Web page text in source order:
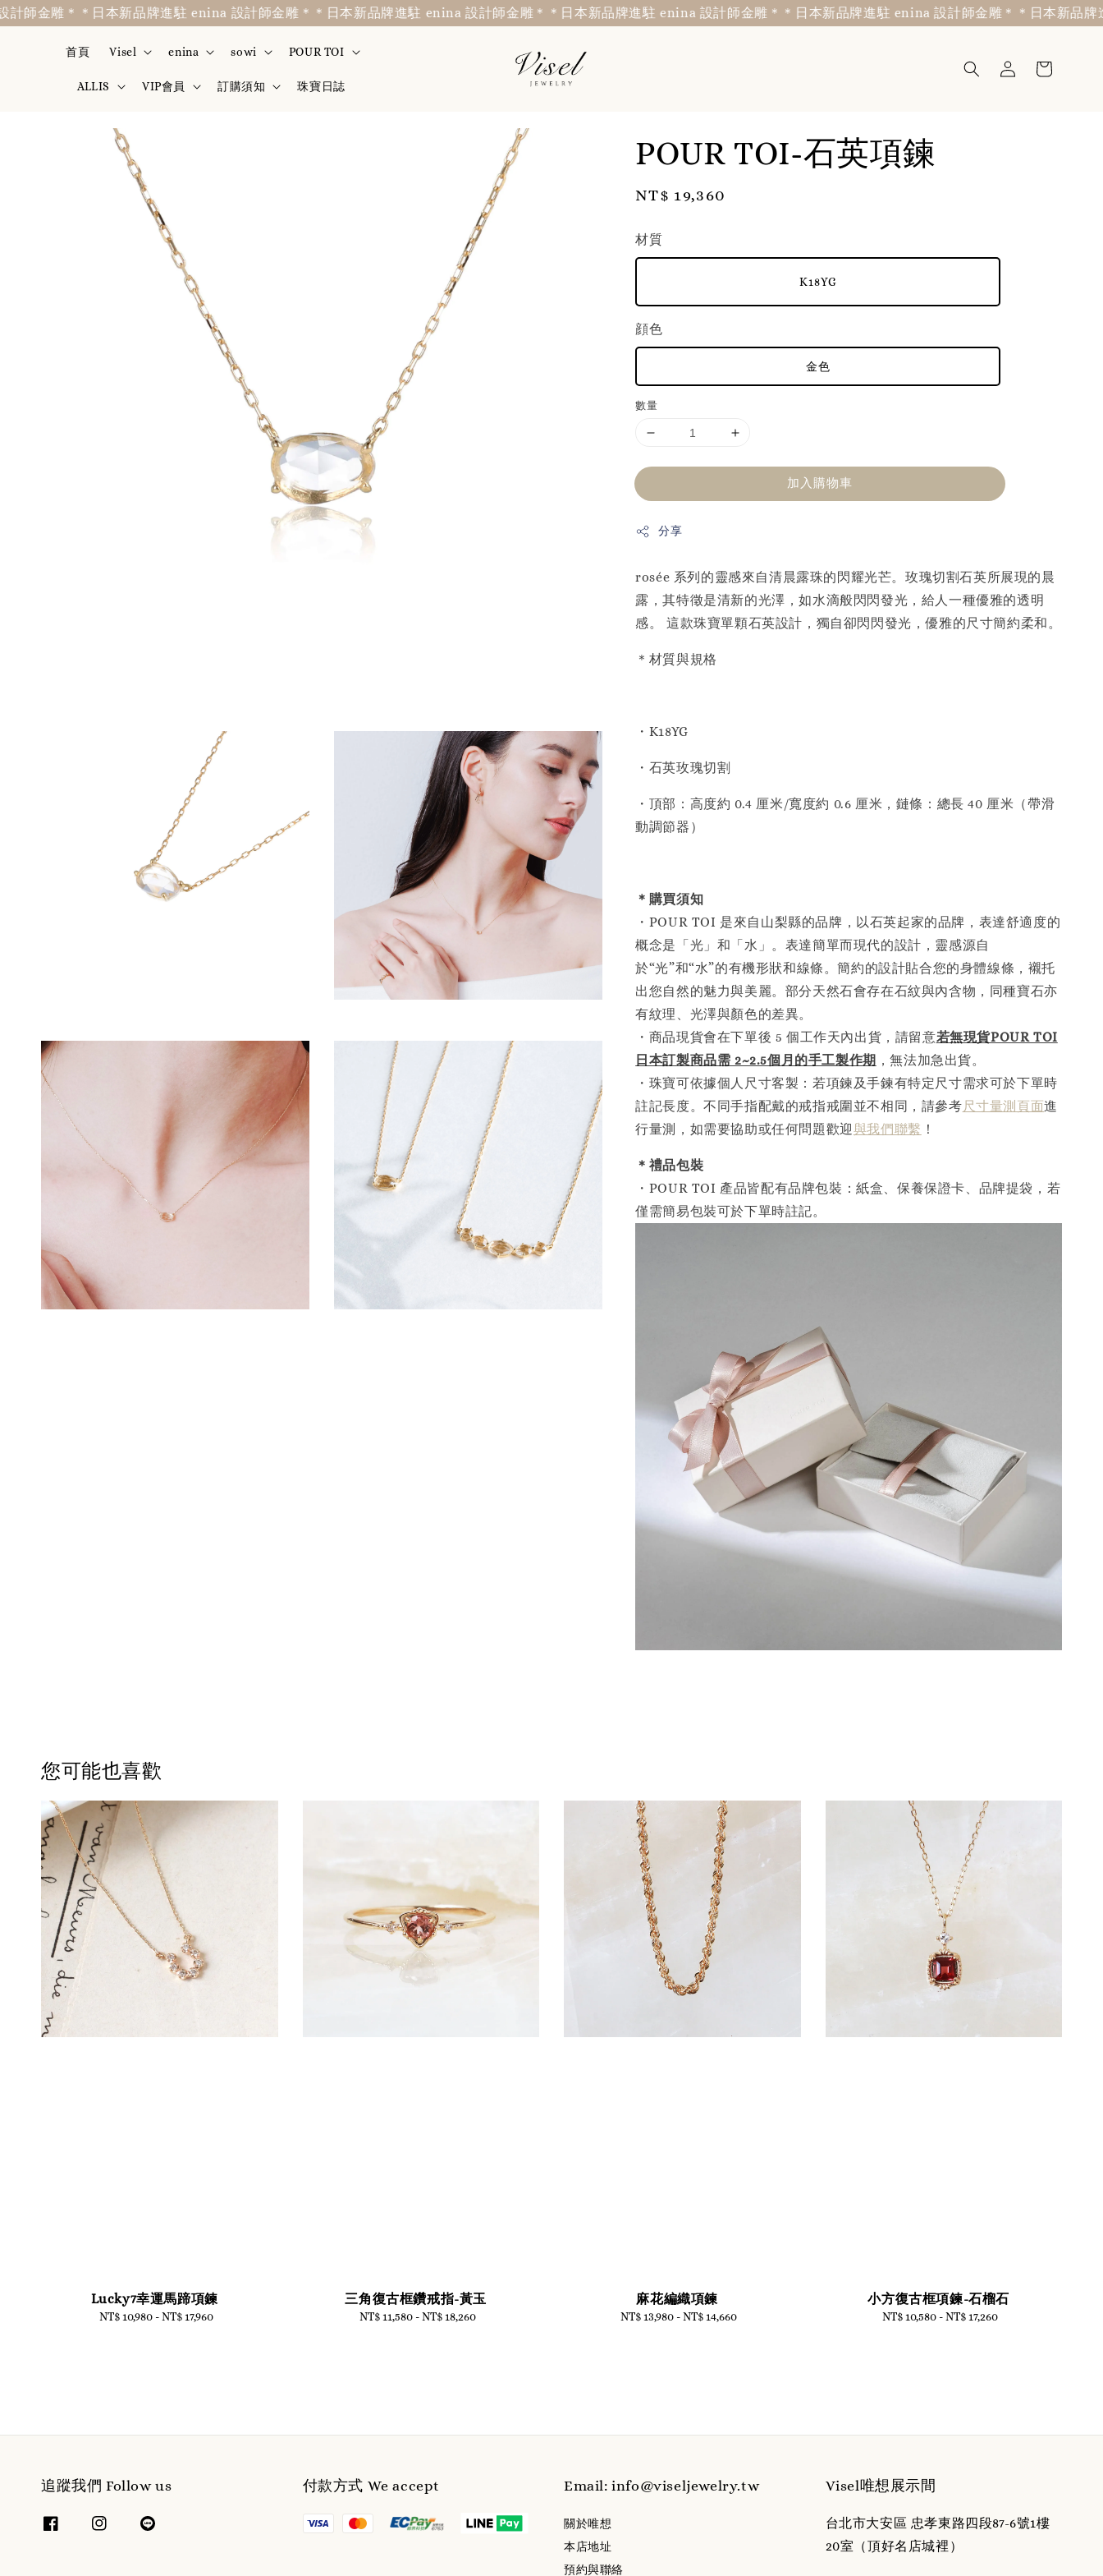
金雕＊＊日本新品牌進駐 enina 設計師金雕＊＊日本新品牌進駐 enina 設計師金雕＊＊日本新品牌進駐 enina 設計師金雕＊＊日本新品牌進駐 enina 設計師金雕＊＊日本新品牌進
首頁 Visel enina sowi POUR TOI
ALLIS VIP會員 訂購須知 珠寶日誌
POUR TOI-石英項鍊
Regular
NT$ 19,360
材質
K18YG
顔色
金色
數量
加入購物車
分享
rosée 系列的靈感來自清晨露珠的閃耀光芒。玫瑰切割石英所展現的晨
露，其特徵是清新的光澤，如水滴般閃閃發光，給人一種優雅的透明
感。 這款珠寶單顆石英設計，獨自卻閃閃發光，優雅的尺寸簡約柔和。
＊材質與規格
・K18YG
・石英玫瑰切割
・頂部：高度約 0.4 厘米/寬度約 0.6 厘米，鏈條：總長 40 厘米（帶滑
動調節器）
＊購買須知
・POUR TOI 是來自山梨縣的品牌，以石英起家的品牌，表達舒適度的
概念是「光」和「水」。表達簡單而現代的設計，靈感源自
於“光”和“水”的有機形狀和線條。簡約的設計貼合您的身體線條，襯托
出您自然的魅力與美麗。部分天然石會存在石紋與內含物，同種寶石亦
有紋理、光澤與顏色的差異。
・商品現貨會在下單後 5 個工作天內出貨，請留意若無現貨POUR TOI
日本訂製商品需 2~2.5個月的手工製作期 ，無法加急出貨。
・珠寶可依據個人尺寸客製：若項鍊及手鍊有特定尺寸需求可於下單時
註記長度。不同手指配戴的戒指戒圍並不相同，請參考尺寸量測頁面進
行量測，如需要協助或任何問題歡迎與我們聯繫 ！
＊禮品包裝
・POUR TOI 產品皆配有品牌包裝：紙盒、保養保證卡、品牌提袋，若
僅需簡易包裝可於下單時註記。
您可能也喜歡
Lucky7幸運馬蹄項鍊
Regular
NT$ 10,980-NT$ 17,960
三角復古框鑽戒指-黃玉
Regular
NT$ 11,580-NT$ 18,260
麻花編織項鍊
Regular
NT$ 13,980 -NT$ 14,660
小方復古框項鍊-石榴石
Regular
NT$ 10,580 -NT$ 17,260
追蹤我們 Follow us 付款方式 We accept Email: info@viseljewelry.tw
關於唯想
本店地址
預約與聯絡
Visel唯想展示間
台北市大安區 忠孝東路四段87-6號1樓
20室（頂好名店城裡）